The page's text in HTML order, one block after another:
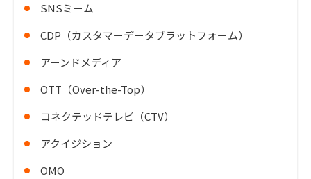
SNSミーム
CDP（カスタマーデータプラットフォーム）
アーンドメディア
OTT（Over-the-Top）
コネクテッドテレビ（CTV）
アクイジション
OMO